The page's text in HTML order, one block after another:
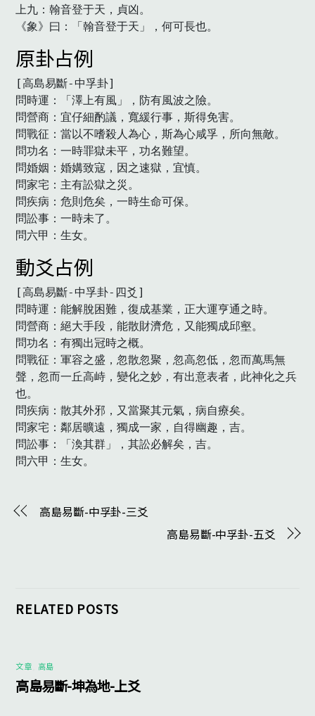
上九：翰音登于天，貞凶。
《象》曰：「翰音登于天」，何可長也。
原卦占例
[高島易斷-中孚卦]
問時運：「澤上有風」，防有風波之險。
問營商：宜仔細酌議，寬緩行事，斯得免害。
問戰征：當以不嗜殺人為心，斯為心咸孚，所向無敵。
問功名：一時罪獄未平，功名難望。
問婚姻：婚媾致寇，因之速獄，宜慎。
問家宅：主有訟獄之災。
問疾病：危則危矣，一時生命可保。
問訟事：一時未了。
問六甲：生女。
動爻占例
[高島易斷-中孚卦-四爻]
問時運：能解脫困難，復成基業，正大運亨通之時。
問營商：絕大手段，能散財濟危，又能獨成邱壑。
問功名：有獨出冠時之概。
問戰征：軍容之盛，忽散忽聚，忽高忽低，忽而萬馬無
聲，忽而一丘高峙，變化之妙，有出意表者，此神化之兵
也。
問疾病：散其外邪，又當聚其元氣，病自療矣。
問家宅：鄰居曠遠，獨成一家，自得幽趣，吉。
問訟事：「渙其群」，其訟必解矣，吉。
問六甲：生女。
高島易斷-中孚卦-三爻
高島易斷-中孚卦-五爻
RELATED POSTS
文章 高島
高島易斷-坤為地-上爻